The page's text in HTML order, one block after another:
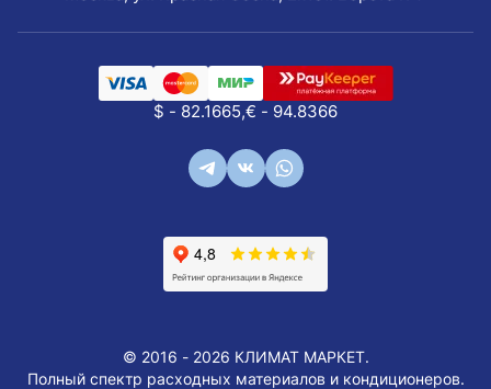
$ - 82.1665,€ - 94.8366
© 2016 - 2026 КЛИМАТ МАРКЕТ.
Полный спектр расходных материалов и кондиционеров.